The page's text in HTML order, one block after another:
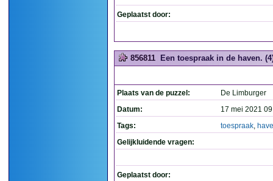
Geplaatst door:
856811 Een toespraak in de haven.
Plaats van de puzzel:
De Limburger
Datum:
17 mei 2021
Tags:
toespraak,
Gelijkluidende vragen:
Geplaatst door: